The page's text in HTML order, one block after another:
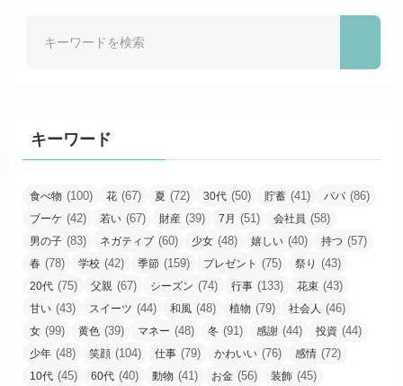
キーワード
食べ物 (100) 花 (67) 夏 (72) 30代 (50) 貯蓄 (41) パパ (86)
ブーケ (42) 若い (67) 財産 (39) 7月 (51) 会社員 (58)
男の子 (83) ネガティブ (60) 少女 (48) 嬉しい (40) 持つ (57)
春 (78) 学校 (42) 季節 (159) プレゼント (75) 祭り (43)
20代 (75) 父親 (67) シーズン (74) 行事 (133) 花束 (43)
甘い (43) スイーツ (44) 和風 (48) 植物 (79) 社会人 (46)
女 (99) 黄色 (39) マネー (48) 冬 (91) 感謝 (44) 投資 (44)
少年 (48) 笑顔 (104) 仕事 (79) かわいい (76) 感情 (72)
10代 (45) 60代 (40) 動物 (41) お金 (56) 装飾 (45)